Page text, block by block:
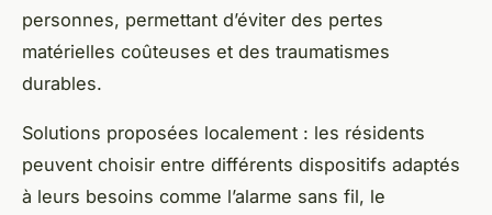
personnes, permettant d’éviter des pertes
matérielles coûteuses et des traumatismes
durables.
Solutions proposées localement : les résidents
peuvent choisir entre différents dispositifs adaptés
à leurs besoins comme l’alarme sans fil, le